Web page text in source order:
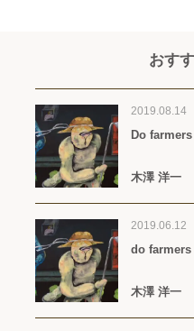
おす
2019.08.14
Do
木澤 洋一
2019.06.12
do farmers
木澤 洋一